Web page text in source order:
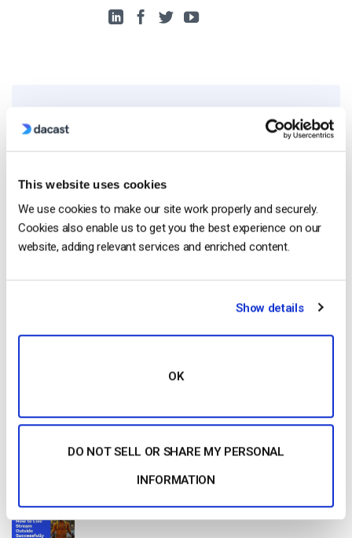
This website uses cookies
We use cookies to make our site work properly and securely.
Cookies also enable us to get you the best experience on our
website, adding relevant services and enriched content.
Show details
OK
DO NOT SELL OR SHARE MY PERSONAL
INFORMATION
Free 14-Day Trial
Start streaming immediately
No credit card required
Comparación de las 25 mejores plataformas
de streaming en directo en 2025
by Max Wilbert
January 13, 2026